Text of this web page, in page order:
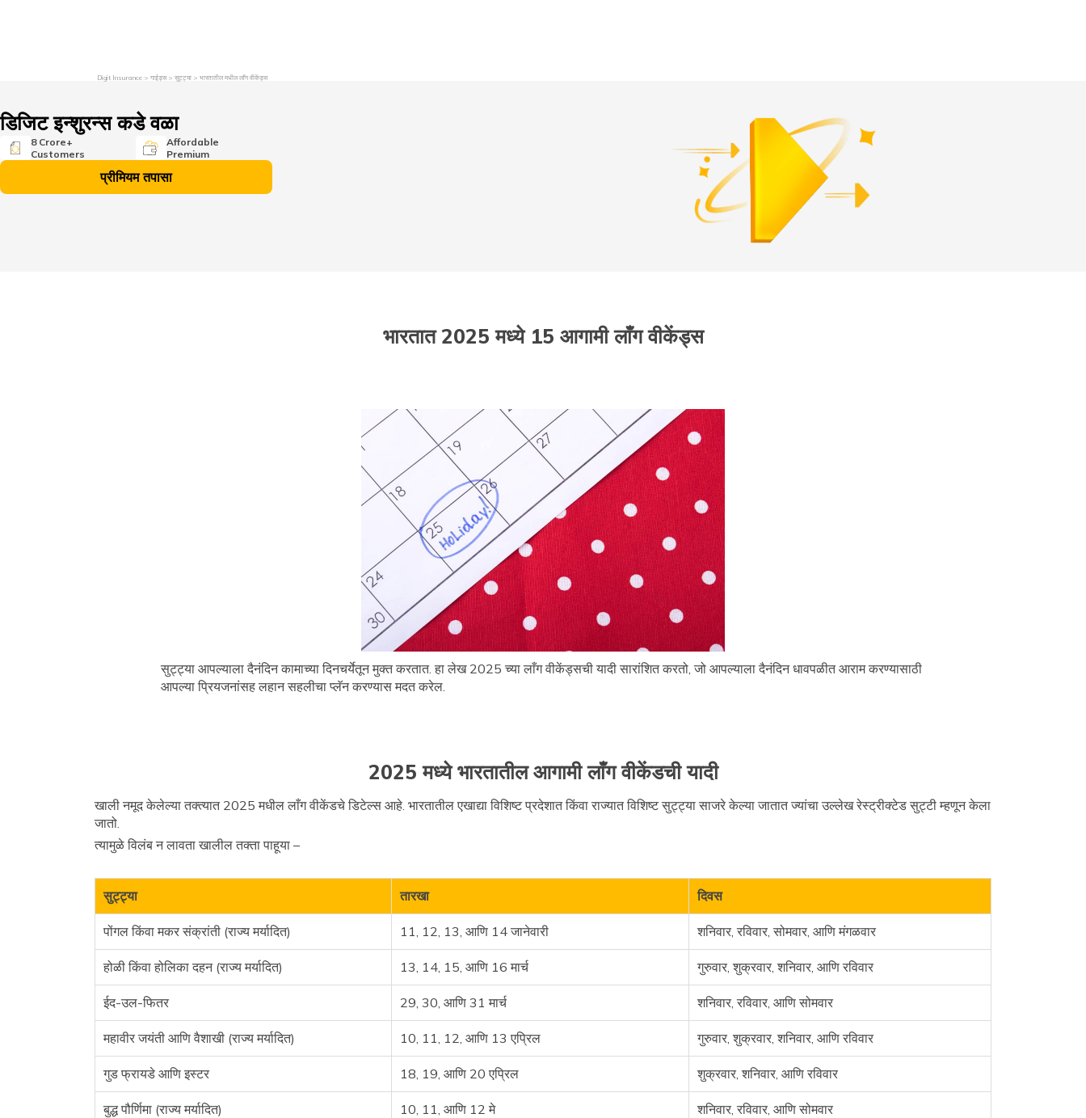
Digit Insurance गाईड्स सुट्ट्या भारतातील मधील लाँग वीकेंड्स
डिजिट इन्शुरन्स कडे वळा
8 Crore+
Customers
Affordable
Premium
प्रीमियम तपासा
भारतात 2025 मध्ये 15 आगामी लाँग वीकेंड्स
सुट्ट्या आपल्याला दैनंदिन कामाच्या दिनचर्येतून मुक्त करतात. हा लेख 2025 च्या लाँग वीकेंड्सची यादी सारांशित करतो, जो आपल्याला दैनंदिन धावपळीत आराम करण्यासाठी
आपल्या प्रियजनांसह लहान सहलीचा प्लॅन करण्यास मदत करेल.
2025 मध्ये भारतातील आगामी लाँग वीकेंडची यादी
खाली नमूद केलेल्या तक्त्यात 2025 मधील लाँग वीकेंडचे डिटेल्स आहे. भारतातील एखाद्या विशिष्ट प्रदेशात किंवा राज्यात विशिष्ट सुट्ट्या साजरे केल्या जातात ज्यांचा उल्लेख रेस्ट्रीक्टेड सुट्टी म्हणून केला
जातो.
त्यामुळे विलंब न लावता खालील तक्ता पाहूया –
सुट्ट्या तारखा दिवस
पोंगल किंवा मकर संक्रांती (राज्य मर्यादित) 11, 12, 13, आणि 14 जानेवारी शनिवार, रविवार, सोमवार, आणि मंगळवार
होळी किंवा होलिका दहन (राज्य मर्यादित) 13, 14, 15, आणि 16 मार्च गुरुवार, शुक्रवार, शनिवार, आणि रविवार
ईद-उल-फितर 29, 30, आणि 31 मार्च शनिवार, रविवार, आणि सोमवार
महावीर जयंती आणि वैशाखी (राज्य मर्यादित) 10, 11, 12, आणि 13 एप्रिल गुरुवार, शुक्रवार, शनिवार, आणि रविवार
गुड फ्रायडे आणि इस्टर 18, 19, आणि 20 एप्रिल शुक्रवार, शनिवार, आणि रविवार
बुद्ध पौर्णिमा (राज्य मर्यादित) 10, 11, आणि 12 मे शनिवार, रविवार, आणि सोमवार